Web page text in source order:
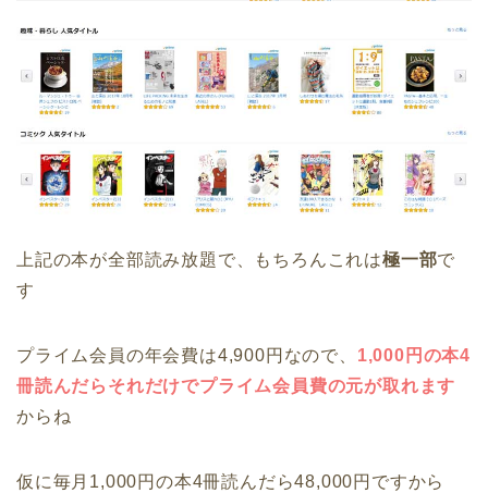
上記の本が全部読み放題で、もちろんこれは極一部で
す
プライム会員の年会費は4,900円なので、 1,000円の本4
冊読んだらそれだけでプライム会員費の元が取れます
からね
仮に毎月1,000円の本4冊読んだら48,000円ですから